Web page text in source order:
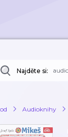
Najděte si:
Audioknihy